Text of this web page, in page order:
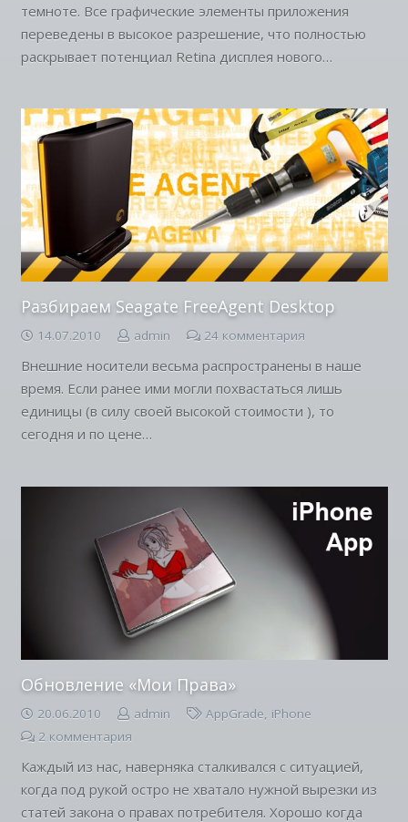
темноте. Все графические элементы приложения
переведены в высокое разрешение, что полностью
раскрывает потенциал Retina дисплея нового…
Разбираем Seagate FreeAgent Desktop
14.07.2010 admin 24 комментария
Внешние носители весьма распространены в наше
время. Если ранее ими могли похвастаться лишь
единицы (в силу своей высокой стоимости ), то
сегодня и по цене…
Обновление «Мои Права»
20.06.2010 admin AppGrade, iPhone
2 комментария
Каждый из нас, наверняка сталкивался с ситуацией,
когда под рукой остро не хватало нужной вырезки из
статей закона о правах потребителя. Хорошо когда